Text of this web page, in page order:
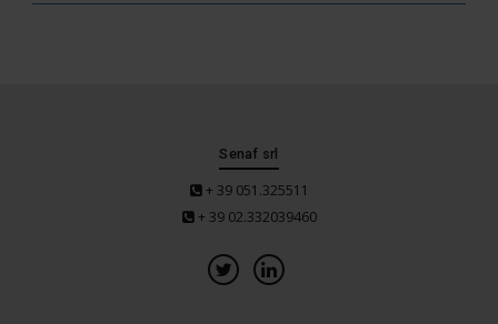
Senaf srl
+ 39 051.325511
+ 39 02.332039460